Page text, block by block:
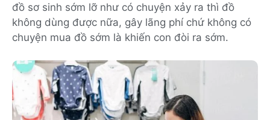
đồ sơ sinh sớm lỡ như có chuyện xảy ra thì đồ
không dùng được nữa, gây lãng phí chứ không có
chuyện mua đồ sớm là khiến con đòi ra sớm.